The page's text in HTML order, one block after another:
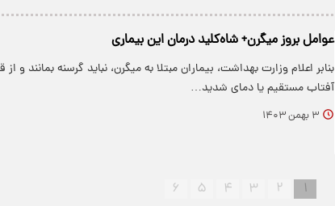
عوامل بروز میگرن+ شاه‌کلید درمان این بیماری
بنابر اعلام وزارت بهداشت، بیماران مبتلا به میگرن، نباید گرسنه بمانند و از
آفتاب مستقیم یا دمای شدید…
۳ بهمن ۱۴۰۳
۱ ۲ ۳ ۴ ۵ ۶